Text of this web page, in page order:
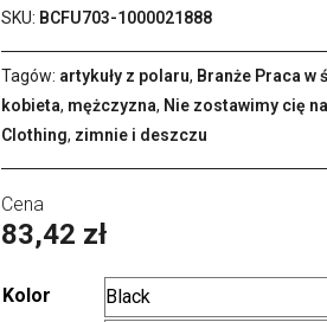
SKU: BCFU703-1000021888
Tagów: artykuły z polaru, Branże Praca w
kobieta, mężczyzna, Nie zostawimy cię
Clothing, zimnie i deszczu
83,42 zł
Kolor